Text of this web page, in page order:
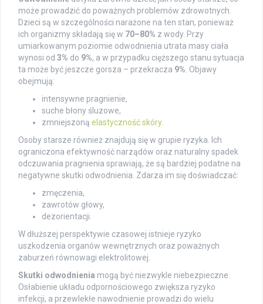
może prowadzić do poważnych problemów zdrowotnych.
Dzieci są w szczególności narażone na ten stan, ponieważ
ich organizmy składają się w 70–80% z wody. Przy
umiarkowanym poziomie odwodnienia utrata masy ciała
wynosi od 3% do 9%, a w przypadku cięższego stanu sytuacja
ta może być jeszcze gorsza – przekracza 9% . Objawy
obejmują:
intensywne pragnienie,
suche błony śluzowe,
zmniejszoną elastyczność skóry.
Osoby starsze również znajdują się w grupie ryzyka. Ich
ograniczona efektywność narządów oraz naturalny spadek
odczuwania pragnienia sprawiają, że są bardziej podatne na
negatywne skutki odwodnienia. Zdarza im się doświadczać:
zmęczenia,
zawrotów głowy,
dezorientacji.
W dłuższej perspektywie czasowej istnieje ryzyko
uszkodzenia organów wewnętrznych oraz poważnych
zaburzeń równowagi elektrolitowej.
Skutki odwodnienia mogą być niezwykle niebezpieczne.
Osłabienie układu odpornościowego zwiększa ryzyko
infekcji, a przewlekłe nawodnienie prowadzi do wielu